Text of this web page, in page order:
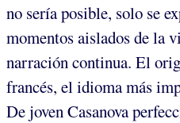
no sería posible, solo se
momentos aislados de la
narración continua. El
francés, el idioma más
De joven Casanova